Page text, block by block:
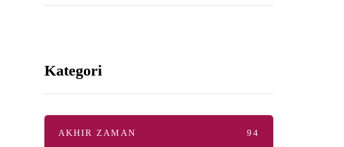
Kategori
AKHIR ZAMAN 94